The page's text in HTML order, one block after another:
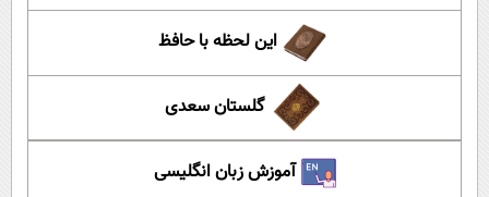
این لحظه با حافظ
گلستان سعدی
آموزش زبان انگلیسی